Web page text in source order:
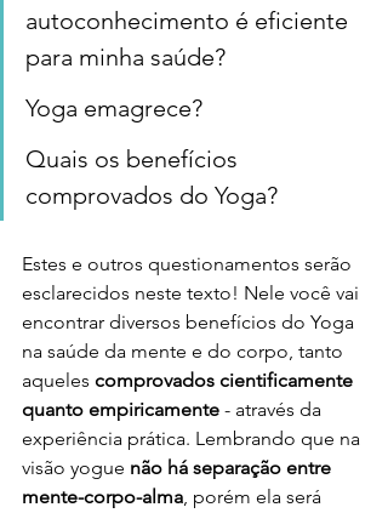
autoconhecimento é eficiente
para minha saúde?
Yoga emagrece?
Quais os benefícios
comprovados do Yoga?
Estes e outros questionamentos serão
esclarecidos neste texto! Nele você vai
encontrar diversos benefícios do Yoga
na saúde da mente e do corpo, tanto
aqueles comprovados cientificamente
quanto empiricamente - através da
experiência prática. Lembrando que na
visão yogue não há separação entre
mente-corpo-alma, porém ela será